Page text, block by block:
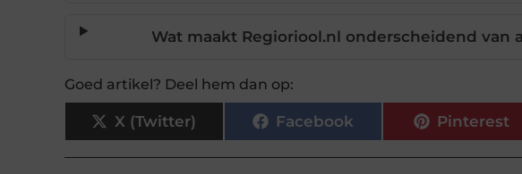
Wat maakt Regioriool.nl onderscheidend van
Goed artikel? Deel hem dan op:
X (Twitter) Facebook Pinterest